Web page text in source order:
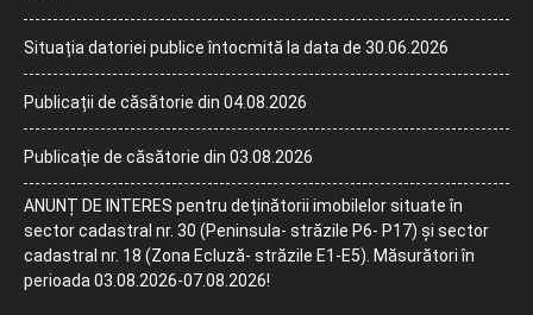
Situația datoriei publice întocmită la data de 30.06.2026
Publicații de căsătorie din 04.08.2026
Publicație de căsătorie din 03.08.2026
ANUNȚ DE INTERES pentru deținătorii imobilelor situate în
sector cadastral nr. 30 (Peninsula- străzile P6- P17) și sector
cadastral nr. 18 (Zona Ecluză- străzile E1-E5). Măsurători în
perioada 03.08.2026-07.08.2026!